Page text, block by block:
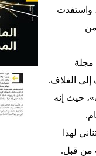
واستفدت
إلى الغلاف.
حيث إنه
لهذا
من قبل.